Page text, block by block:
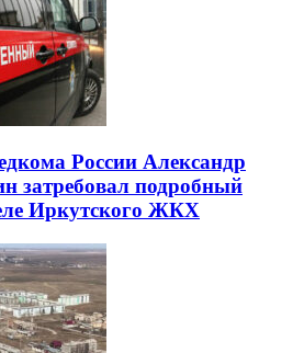
России Александр
затребовал подробный
Иркутского ЖКХ